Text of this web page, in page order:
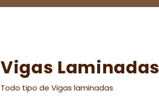
Vigas Laminadas
Todo tipo de Vigas laminadas